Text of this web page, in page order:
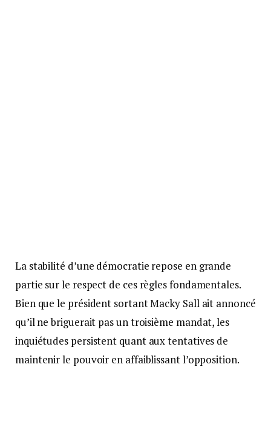
La stabilité d’une démocratie repose en grande
partie sur le respect de ces règles fondamentales.
Bien que le président sortant Macky Sall ait annoncé
qu’il ne briguerait pas un troisième mandat, les
inquiétudes persistent quant aux tentatives de
maintenir le pouvoir en affaiblissant l’opposition.